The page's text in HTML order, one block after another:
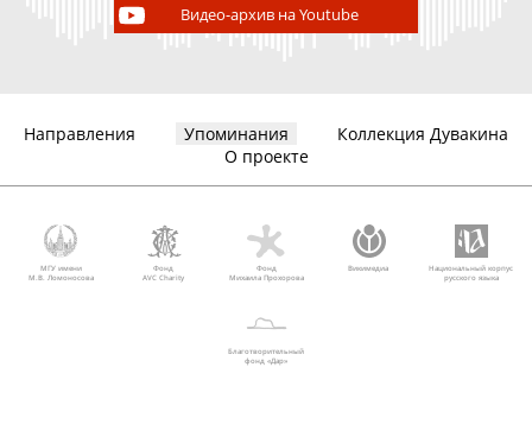
Видео-архив на Youtube
Направления Упоминания
Коллекция Дувакина
О проекте
МГУ имени
М.В. Ломоносова
Фонд
AVC Charity
Фонд
Михаила Прохорова
Викимедиа
Национальный корпус
русского языка
Благотворительный
фонд «Дар»